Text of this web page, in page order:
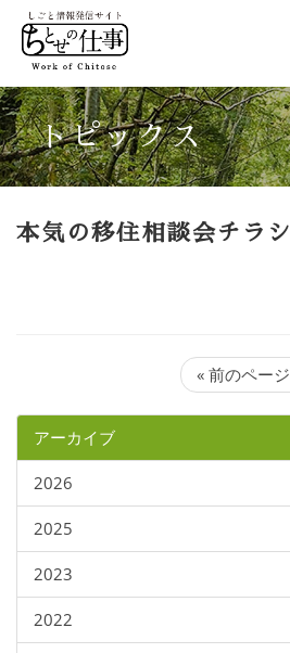
トピックス
本気の移住相談会チラシ
« 前のページ
アーカイブ
2026
2025
2023
2022